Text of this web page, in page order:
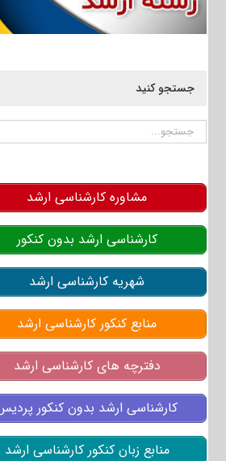
جستجو کنید
جستجو
مشاوره کارشناسی ارشد
کارشناسی ارشد بدون کنکور
شهریه کارشناسی ارشد
منابع کنکور کارشناسی ارشد
دفترچه های کارشناسی ارشد
کارشناسی ارشد بدون کنکور
منابع زبان کنکور کارشناسی ارشد